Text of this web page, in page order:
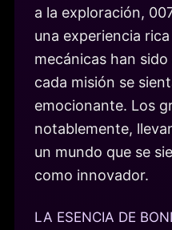
a la exploración,
una experiencia
mecánicas han
cada misión se
emocionante. Los
notablemente,
un mundo que se
como innovador.
LA ESENCIA DE